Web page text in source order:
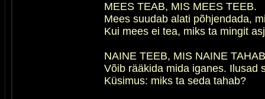
MEES TEAB, MIS MEES TEEB.
Mees suudab alati põhjendada,
Kui mees ei tea, miks ta mingit
NAINE TEEB, MIS NAINE
Võib rääkida mida iganes. Ilusad
Küsimus: miks ta seda tahab?